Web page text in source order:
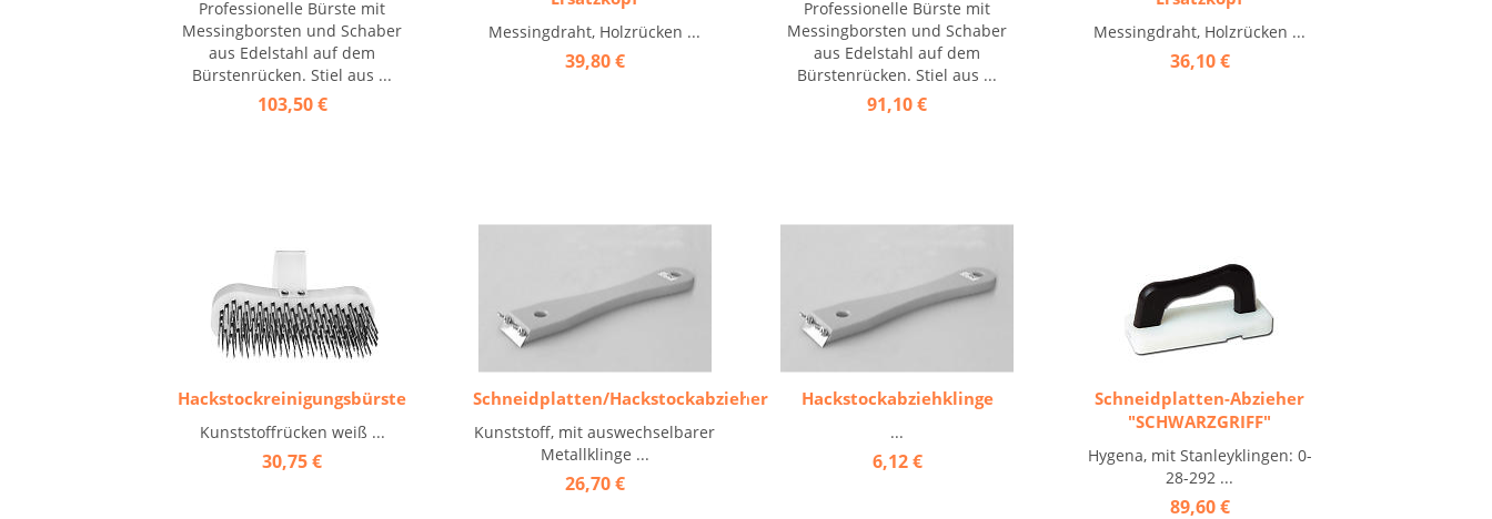
Professionelle Bürste mit
Messingborsten und Schaber
aus Edelstahl auf dem
Bürstenrücken. Stiel aus ...
103,50 €
Messingdraht, Holzrücken ...
39,80 €
Professionelle Bürste mit
Messingborsten und Schaber
aus Edelstahl auf dem
Bürstenrücken. Stiel aus ...
91,10 €
Messingdraht, Holzrücken ...
36,10 €
Hackstockreinigungsbürste
Kunststoffrücken weiß ...
30,75 €
Schneidplatten/Hackstockabzieher
Kunststoff, mit auswechselbarer
Metallklinge ...
26,70 €
Hackstockabziehklinge
...
6,12 €
Schneidplatten-Abzieher
"SCHWARZGRIFF"
Hygena, mit Stanleyklingen: 0-
28-292 ...
89,60 €